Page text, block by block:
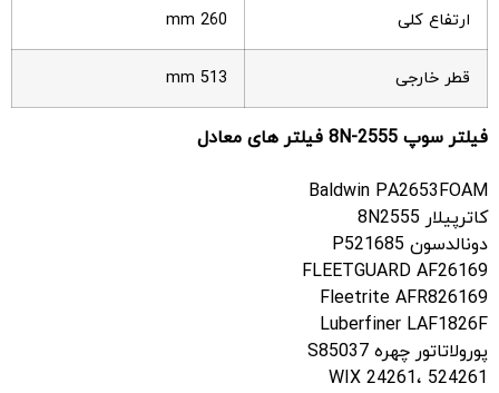
ارتفاع کلی 260 mm
قطر خارجی 513 mm
فیلتر سوپ 8N-2555 فیلتر های معادل
Baldwin PA2653FOAM
کاترپیلار 8N2555
دونالدسون P521685
FLEETGUARD AF26169
Fleetrite AFR826169
Luberfiner LAF1826F
پورولاتاتور چهره S85037
WIX 24261، 524261